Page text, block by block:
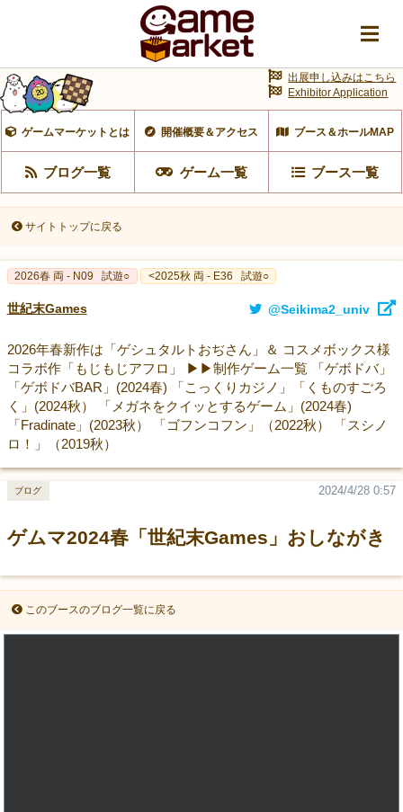
ゲームマーケットとは 開催概要＆アクセス ブース＆ホールMAP
ブログ一覧 ゲーム一覧 ブース一覧
出展申し込みはこちら
Exhibitor Application
サイトトップに戻る
2026春 両 - N09 試遊○ <2025秋 両 - E36 試遊○
世紀末Games @Seikima2_univ
2026年春新作は「ゲシュタルトおぢさん」＆ コスメボックス様
コラボ作「もじもじアフロ」 ▶︎▶︎制作ゲーム一覧 「ゲボドバ」
「ゲボドバBAR」(2024春) 「こっくりカジノ」「くものすごろ
く」(2024秋） 「メガネをクイッとするゲーム」(2024春)
「Fradinate」(2023秋） 「ゴフンコフン」（2022秋） 「スシノ
ロ！」（2019秋）
ゲムマ2024春「世紀末Games」おしながき
2024/4/28 0:57
ブログ
このブースのブログ一覧に戻る